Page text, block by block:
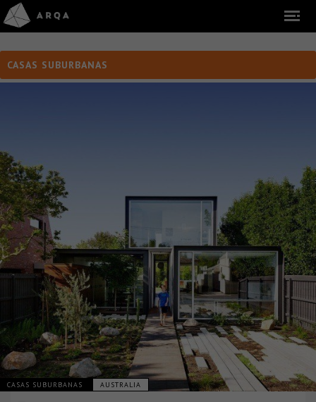
CASAS SUBURBANAS
CASAS SUBURBANAS AUSTRALIA